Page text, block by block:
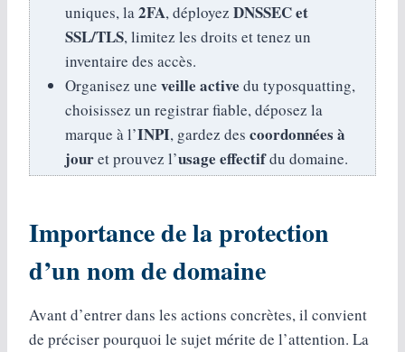
uniques, la2FA, déployez DNSSEC et
SSL/TLS, limitez les droits et tenez un
inventaire des accès.
Organisez une veille active du typosquatting,
choisissez un registrar fiable, déposez la
marque à l’INPI, gardez des coordonnées à
jouret prouvez l’usage effectifdu domaine.
Importance de la protection
d’un nom de domaine
Avant d’entrer dans les actions concrètes, il convient
de préciser pourquoi le sujet mérite de l’attention. La